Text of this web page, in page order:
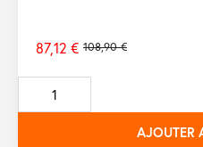
Prix
de
base
108,90 €
87,12 €
AJOUTER